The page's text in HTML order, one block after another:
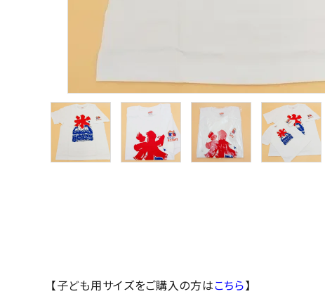
【子ども用サイズをご購入の方はこちら】